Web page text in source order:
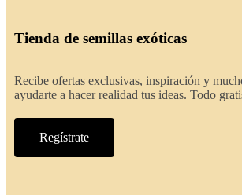
Tienda de semillas exóticas
Recibe ofertas exclusivas, inspiración y
ayudarte a hacer realidad tus ideas. Todo
Regístrate